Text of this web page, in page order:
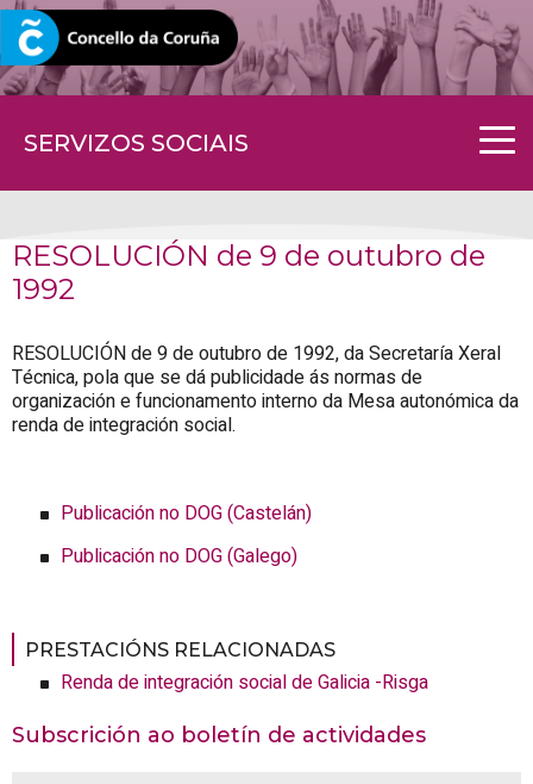
SERVIZOS SOCIAIS
CORUNA.GAL
RESOLUCIÓN de 9 de outubro de
1992
RESOLUCIÓN de 9 de outubro de 1992, da Secretaría Xeral
Técnica, pola que se dá publicidade ás normas de
organización e funcionamento interno da Mesa autonómica da
renda de integración social.
Publicación no DOG (Castelán)
Publicación no DOG (Galego)
PRESTACIÓNS RELACIONADAS
Renda de integración social de Galicia -Risga
Subscrición ao boletín de actividades